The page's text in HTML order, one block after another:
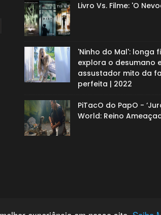
Livro Vs. Filme: 'O
'Ninho do Mal': longa
explora o desumano
assustador mito da
perfeita | 2022
PiTacO do PapO -
World: Reino